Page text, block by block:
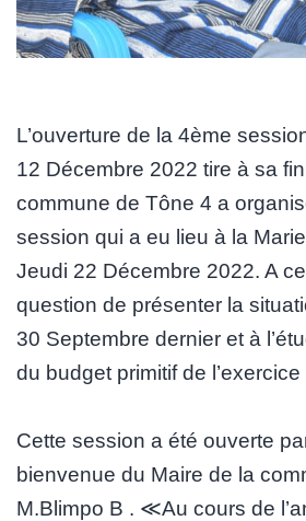
L’ouverture de la 4ème
12 Décembre 2022 tire à sa
commune de Tône 4 a
session qui a eu lieu à la
Jeudi 22 Décembre 2022. A
question de présenter la
30 Septembre dernier et à
du budget primitif de
Cette session a été ouverte
bienvenue du Maire de la
M.Blimpo B . ≪Au cours de